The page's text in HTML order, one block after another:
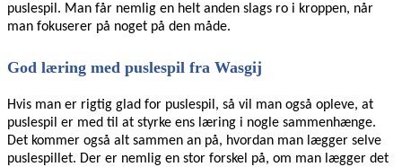
puslespil. Man får nemlig en helt anden slags ro i kroppen, når
man fokuserer på noget på den måde.
God læring med puslespil fra Wasgij
Hvis man er rigtig glad for puslespil, så vil man også opleve, at
puslespil er med til at styrke ens læring i nogle sammenhænge.
Det kommer også alt sammen an på, hvordan man lægger selve
puslespillet. Der er nemlig en stor forskel på, om man lægger det